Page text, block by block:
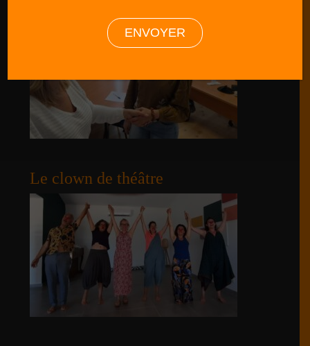
Le clown de théâtre